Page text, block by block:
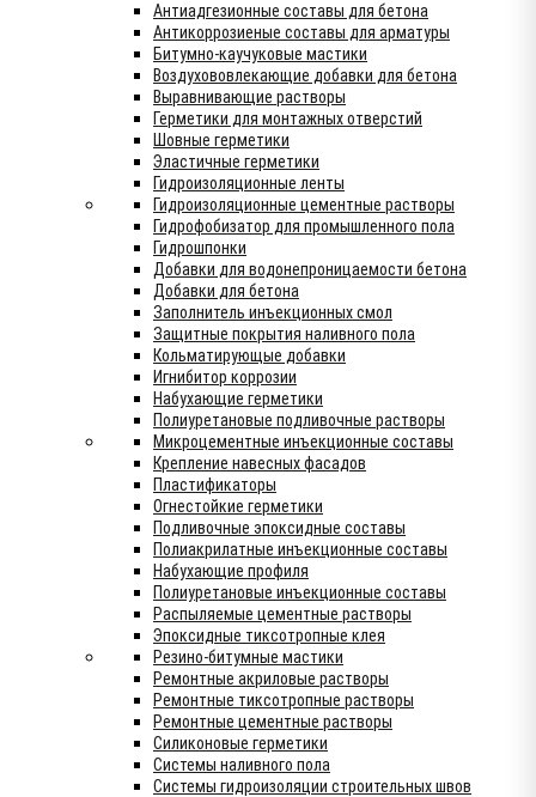
Антиадгезионные составы для бетона
Антикоррозиеные составы для арматуры
Битумно-каучуковые мастики
Воздухововлекающие добавки для бетона
Выравнивающие растворы
Герметики для монтажных отверстий
Шовные герметики
Эластичные герметики
Гидроизоляционные ленты
Гидроизоляционные цементные растворы
Гидрофобизатор для промышленного пола
Гидрошпонки
Добавки для водонепроницаемости бетона
Добавки для бетона
Заполнитель инъекционных смол
Защитные покрытия наливного пола
Кольматирующые добавки
Игнибитор коррозии
Набухающие герметики
Полиуретановые подливочные растворы
Микроцементные инъекционные составы
Крепление навесных фасадов
Пластификаторы
Огнестойкие герметики
Подливочные эпоксидные составы
Полиакрилатные инъекционные составы
Набухающие профиля
Полиуретановые инъекционные составы
Распыляемые цементные растворы
Эпоксидные тиксотропные клея
Резино-битумные мастики
Ремонтные акриловые растворы
Ремонтные тиксотропные растворы
Ремонтные цементные растворы
Силиконовые герметики
Системы наливного пола
Системы гидроизоляции строительных швов